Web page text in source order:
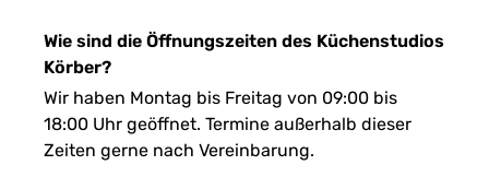
Wie sind die Öffnungszeiten des Küchenstudios
Körber?
Wir haben Montag bis Freitag von 09:00 bis
18:00 Uhr geöffnet. Termine außerhalb dieser
Zeiten gerne nach Vereinbarung.